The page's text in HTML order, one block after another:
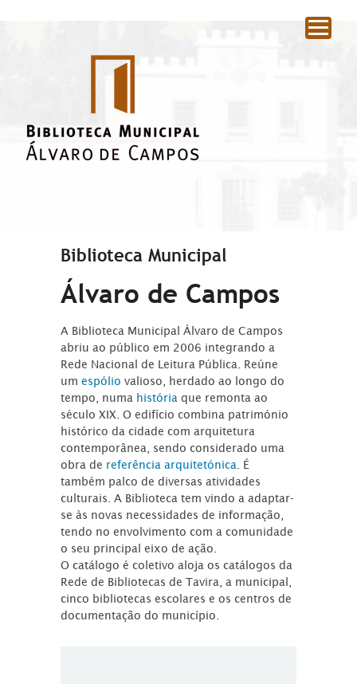
Biblioteca Municipal
Álvaro de Campos
A Biblioteca Municipal Álvaro de Campos
abriu ao público em 2006 integrando a
Rede Nacional de Leitura Pública. Reúne
umespóliovalioso, herdado ao longo do
tempo, numa história que remonta ao
século XIX. O edifício combina património
histórico da cidade com arquitetura
contemporânea, sendo considerado uma
obra de referência arquitetónica . É
também palco de diversas atividades
culturais. A Biblioteca tem vindo a adaptar-
se às novas necessidades de informação,
tendo no envolvimento com a comunidade
o seu principal eixo de ação.
O catálogo é coletivo aloja os catálogos da
Rede de Bibliotecas de Tavira, a municipal,
cinco bibliotecas escolares e os centros de
documentação do município.